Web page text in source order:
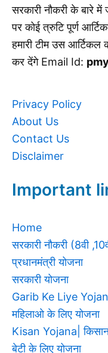
सरकारी नौकरी के बारे में
पर कोई त्रुटि पूर्ण
हमारी टीम उस आर्टिकल
कर देंगे Email Id:
Privacy Policy
About Us
Contact Us
Disclaimer
Important
Home
सरकारी नौकरी (8वी
प्रधानमंत्री योजना
सरकारी योजना
Garib Ke Liye
महिलाओ के लिए योजना
Kisan Yojana|
बेटी के लिए योजना